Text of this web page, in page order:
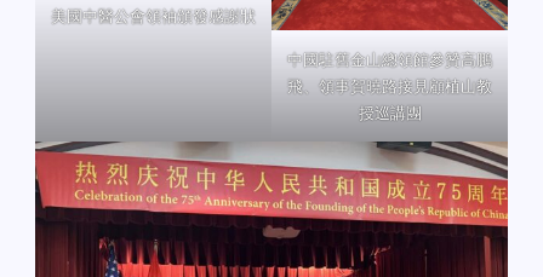
美國中醫公會領袖頒發感謝狀
中國駐舊金山總領館參贊高鵬
飛、領事賀曉路接見顧植山教
授巡講團